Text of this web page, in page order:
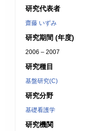
研究代表者
齋藤 いずみ
研究期間 (年度)
2006 – 2007
研究種目
基盤研究(C)
研究分野
基礎看護学
研究機関